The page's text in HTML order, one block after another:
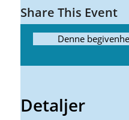
Share This Event
Denne
Detaljer